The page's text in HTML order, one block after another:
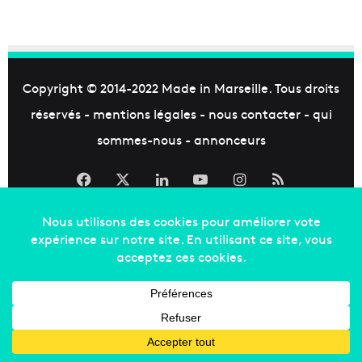
Copyright © 2014-2022 Made in Marseille. Tous droits
réservés - mentions légales- nous contacter- qui
sommes-nous- annonceurs
Facebook LinkedinYouTubeInstagram